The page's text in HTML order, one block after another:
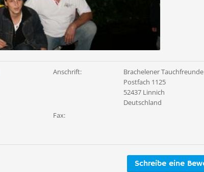
Anschrift:
Brachelener Tauchfreunde
Postfach 1125
52437 Linnich
Deutschland
Fax:
Schreibe eine